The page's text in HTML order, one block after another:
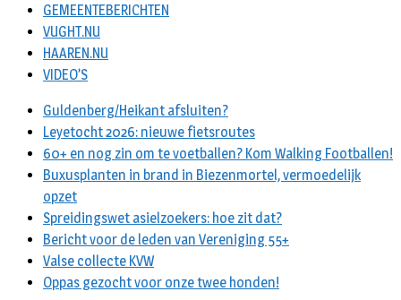
GEMEENTEBERICHTEN
VUGHT.NU
HAAREN.NU
VIDEO’S
Guldenberg/Heikant afsluiten?
Leyetocht 2026: nieuwe fietsroutes
60+ en nog zin om te voetballen? Kom Walking Footballen!
Buxusplanten in brand in Biezenmortel, vermoedelijk
opzet
Spreidingswet asielzoekers: hoe zit dat?
Bericht voor de leden van Vereniging 55+
Valse collecte KVW
Oppas gezocht voor onze twee honden!